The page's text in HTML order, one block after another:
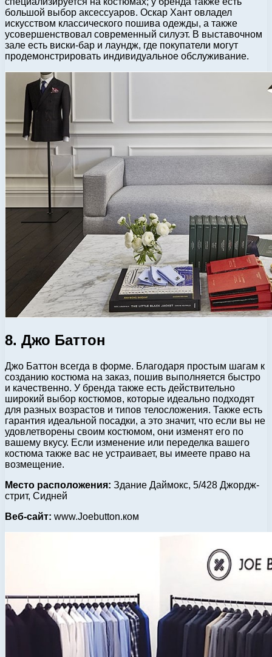
большой выбор аксессуаров. Оскар Хант овладел
искусством классического пошива одежды, а также
усовершенствовал современный силуэт. В выставочном
зале есть виски-бар и лаундж, где покупатели могут
продемонстрировать индивидуальное обслуживание.
8. Джо Баттон
Джо Баттон всегда в форме. Благодаря простым шагам к
созданию костюма на заказ, пошив выполняется быстро
и качественно. У бренда также есть действительно
широкий выбор костюмов, которые идеально подходят
для разных возрастов и типов телосложения. Также есть
гарантия идеальной посадки, а это значит, что если вы не
удовлетворены своим костюмом, они изменят его по
вашему вкусу. Если изменение или переделка вашего
костюма также вас не устраивает, вы имеете право на
возмещение.
Место расположения: Здание Даймокс, 5/428 Джордж-
стрит, Сидней
Веб-сайт: www.Joebutton.ком